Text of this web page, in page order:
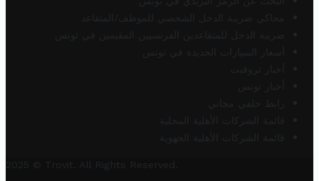
محاكي ضريبة الدخل الشخصي للموظف/المتقاعد
ضريبة الدخل للمتقاعدين الفرنسيين المقيمين في تونس
أسعار السيارات الجديدة في تونس
أخبار تروفيت
أخبار تونس
رابط خلفي مجاني
قائمة الشركات الأهلية المحلية
قائمة الشركات الأهلية الجهوية
2025 © Trovit. All Rights Reserved.